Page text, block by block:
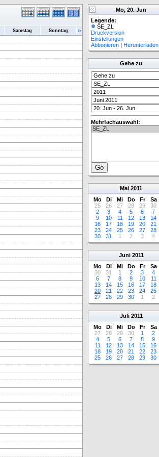
Samstag Sonntag »
Mo, 20. Jun
Legende:
SE_ZL
Druckversion
Einstellungen
Abbonieren | Herunterladen
Gehe zu
Mehrfachauswahl:
Mai 2011
Mo
Di Mi Do Fr Sa
25
26 27 28 29 30
2
3 4 5 6 7
9
10 11 12 13 14
16
17 18 19 20 21
23
24 25 26 27 28
30
31 1 2 3 4
Juni 2011
Mo
Di Mi Do Fr Sa
30
31 1 2 3 4
6
7 8 9 10 11
13
14 15 16 17 18
20
21 22 23 24 25
27
28 29 30 1 2
Juli 2011
Mo
Di Mi Do Fr Sa
27
28 29 30 1 2
4
5 6 7 8 9
11
12 13 14 15 16
18
19 20 21 22 23
25
26 27 28 29 30